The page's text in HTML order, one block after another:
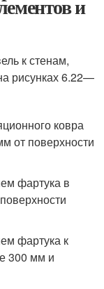
и
к стенам,
рисунках 6.22—
ковра
от поверхности
фартука в
фартука к
300 мм и